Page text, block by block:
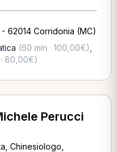
62014 Corridonia (MC)
(60 min · 100,00€)
80,00€)
Perucci
Chinesiologo,